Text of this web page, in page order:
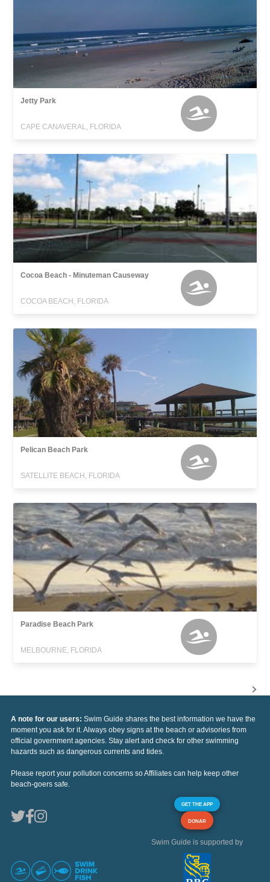
Jetty Park
CAPE CANAVERAL, FLORIDA
Cocoa Beach - Minuteman Causeway
COCOA BEACH, FLORIDA
Pelican Beach Park
SATELLITE BEACH, FLORIDA
Paradise Beach Park
MELBOURNE, FLORIDA
A note for our users: Swim Guide shares the best information we have the
moment you ask for it. Always obey signs at the beach or advisories from
official government agencies. Stay alert and check for other swimming
hazards such as dangerous currents and tides.
Please report your pollution concerns so Affiliates can help keep other
beach-goers safe.
GET THE APP
DONAR
Swim Guide is supported by